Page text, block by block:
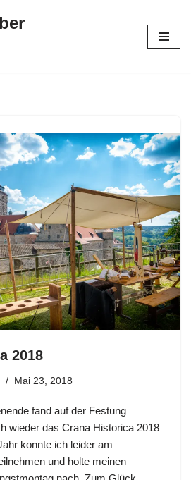
2018
Mai 23, 2018
fand auf der Festung
wieder das Crana Historica 2018
konnte ich leider am
und holte meinen